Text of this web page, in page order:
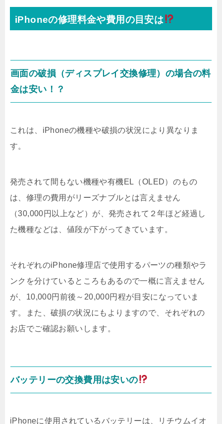
iPhoneの修理料金や費用の目安は
画面の破損（ディスプレイ交換修理）の場合の料
金は安い！？
これは、iPhoneの機種や破損の状況により異なりま
す。
発売されて間もない機種や有機EL（OLED）のもの
は、修理の費用がリーズナブルとは言えません
（30,000円以上など）が、発売されて２年ほど経過し
た機種などは、値段が下がってきています。
それぞれのiPhone修理店で使用するパーツの種類やラ
ンクを分けているところもあるので一概に言えません
が、10,000円前後～20,000円程が目安になっていま
す。また、破損の状況にもよりますので、それぞれの
お店でご確認お願いします。
バッテリーの交換費用は安いの
iPhoneに使用されているバッテリーは、リチウムイオ